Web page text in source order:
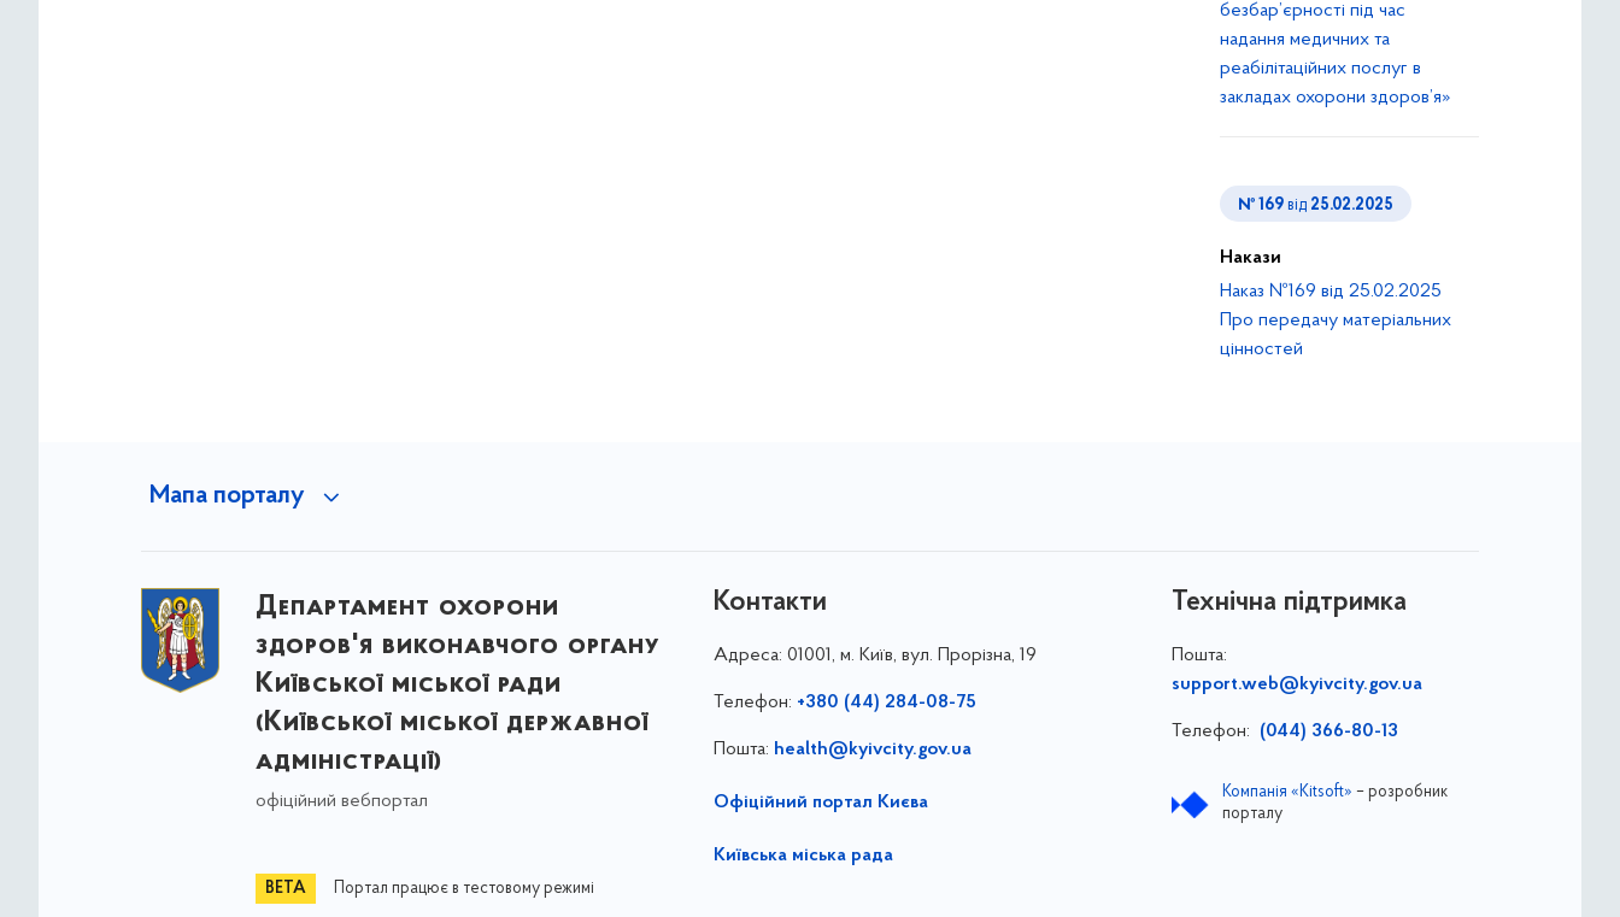
безбар’єрності під час
надання медичних та
реабілітаційних послуг в
закладах охорони здоров’я»
№ 169 від 25.02.2025
Накази
Наказ №169 від 25.02.2025
Про передачу матеріальних
цінностей
Мапа порталу
Департамент охорони
здоров'я виконавчого органу
Київської міської ради
(Київської міської державної
адміністрації)
офіційний вебпортал
Портал працює в тестовому режимі
Контакти
Адреса: 01001, м. Київ, вул. Прорізна, 19
Телефон: +380 (44) 284-08-75
Пошта: health@kyivcity.gov.ua
Офіційний портал Києва
Київська міська рада
Технічна підтримка
Пошта:
support.web@kyivcity.gov.ua
Телефон: (044) 366-80-13
Компанія «Kitsoft» – розробник
порталу